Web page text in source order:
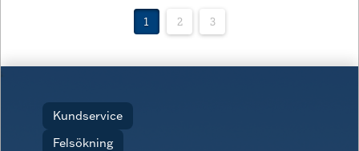
1 2 3
Kundservice
Felsökning